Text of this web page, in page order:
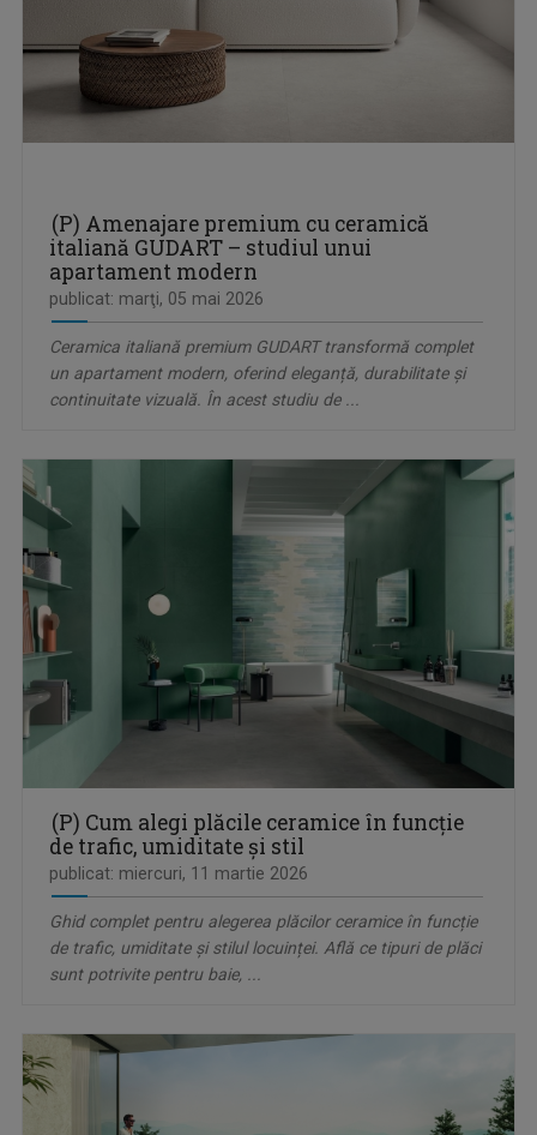
(P) Amenajare premium cu ceramică
italiană GUDART – studiul unui
apartament modern
publicat: marţi, 05 mai 2026
Ceramica italiană premium GUDART transformă complet
un apartament modern, oferind eleganță, durabilitate și
continuitate vizuală. În acest studiu de ...
(P) Cum alegi plăcile ceramice în funcție
de trafic, umiditate și stil
publicat: miercuri, 11 martie 2026
Ghid complet pentru alegerea plăcilor ceramice în funcție
de trafic, umiditate și stilul locuinței. Află ce tipuri de plăci
sunt potrivite pentru baie, ...